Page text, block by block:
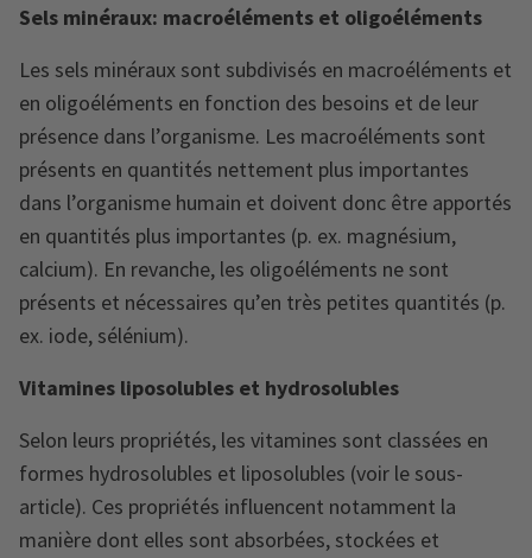
Sels minéraux: macroéléments et oligoéléments
Les sels minéraux sont subdivisés en macroéléments et
en oligoéléments en fonction des besoins et de leur
présence dans l’organisme. Les macroéléments sont
présents en quantités nettement plus importantes
dans l’organisme humain et doivent donc être apportés
en quantités plus importantes (p. ex. magnésium,
calcium). En revanche, les oligoéléments ne sont
présents et nécessaires qu’en très petites quantités (p.
ex. iode, sélénium).
Vitamines liposolubles et hydrosolubles
Selon leurs propriétés, les vitamines sont classées en
formes hydrosolubles et liposolubles (voir le sous-
article). Ces propriétés influencent notamment la
manière dont elles sont absorbées, stockées et